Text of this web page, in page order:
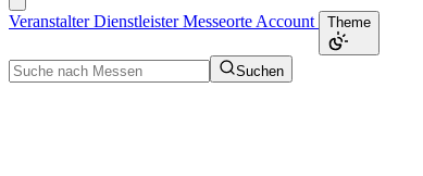
VeranstalterDienstleisterMesseorte Account Theme
Suchen